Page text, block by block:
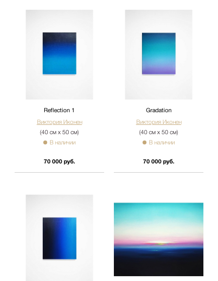
Reflection 1
Виктория Иконен
(40 см х 50 см)
В наличии
70 000 руб.
Gradation
Виктория Иконен
(40 см х 50 см)
В наличии
70 000 руб.